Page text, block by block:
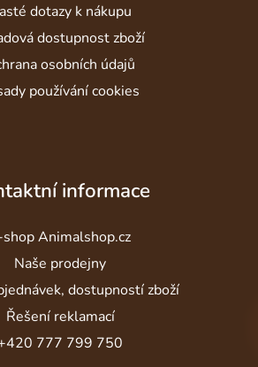
dotazy k nákupu
dostupnost zboží
osobních údajů
používání cookies
informace
shop Animalshop.cz
Naše prodejny
dostupností zboží
Řešení reklamací
777 799 750